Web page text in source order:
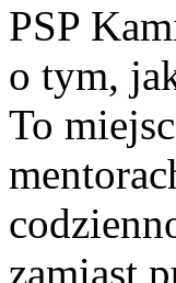
PSP
o tym,
To
zamiast